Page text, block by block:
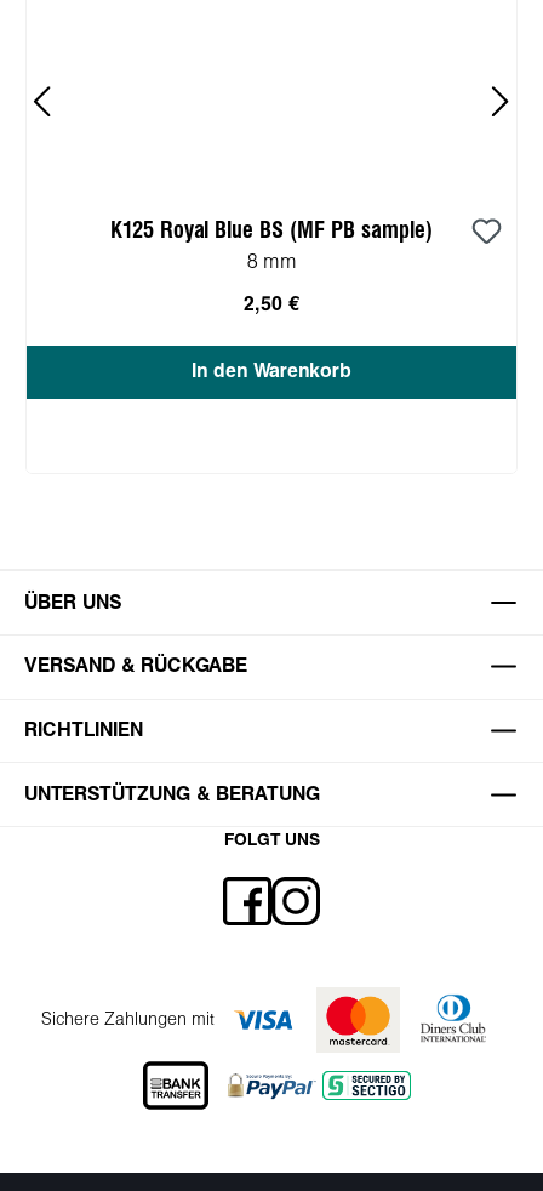
K125 Royal Blue BS (MF PB sample)
8 mm
2,50 €
In den Warenkorb
ÜBER UNS
VERSAND & RÜCKGABE
RICHTLINIEN
UNTERSTÜTZUNG & BERATUNG
FOLGT UNS
Sichere Zahlungen mit